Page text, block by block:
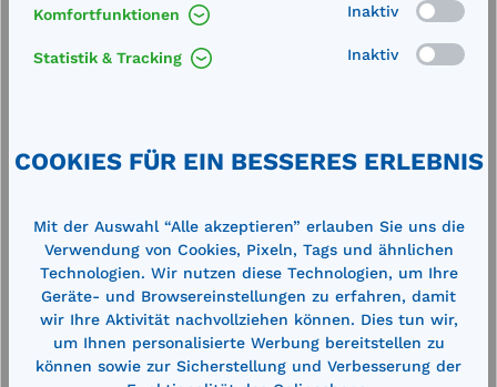
Produktgalerie überspringen
Cross-Selling
Komfortfunktionen Inaktiv
Statistik & Tracking Inaktiv
COOKIES FÜR EIN BESSERES ERLEBNIS
Mit der Auswahl “Alle akzeptieren” erlauben Sie uns die
Verwendung von Cookies, Pixeln, Tags und ähnlichen
Technologien. Wir nutzen diese Technologien, um Ihre
Geräte- und Browsereinstellungen zu erfahren, damit
wir Ihre Aktivität nachvollziehen können. Dies tun wir,
um Ihnen personalisierte Werbung bereitstellen zu
können sowie zur Sicherstellung und Verbesserung der